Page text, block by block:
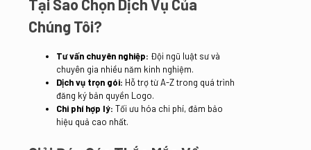
Tại Sao Chọn Dịch Vụ Của
Chúng Tôi?
Tư vấn chuyên nghiệp: Đội ngũ luật sư và
chuyên gia nhiều năm kinh nghiệm.
Dịch vụ trọn gói: Hỗ trợ từ A-Z trong quá trình
đăng ký bản quyền Logo.
Chi phí hợp lý: Tối ưu hóa chi phí, đảm bảo
hiệu quả cao nhất.